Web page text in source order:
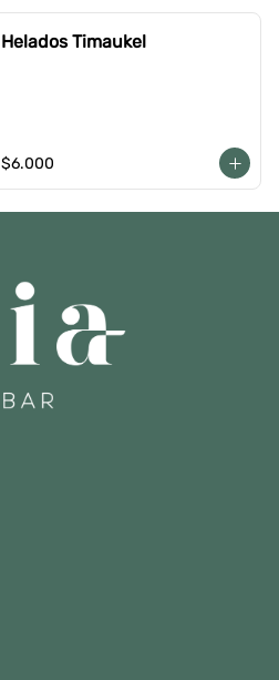
Helados Timaukel
$6.000